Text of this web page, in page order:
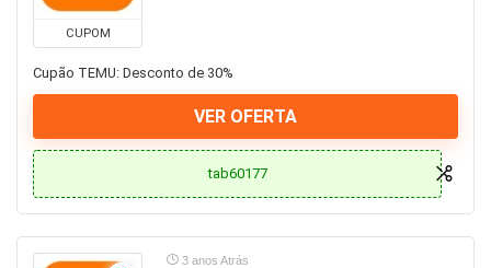
CUPOM
Cupão TEMU: Desconto de 30%
VER OFERTA
tab60177
3 anos Atrás